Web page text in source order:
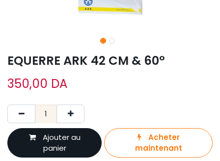
EQUERRE ARK 42 CM & 60°
350,00 DA
Ajouter au
panier
Acheter
maintenant